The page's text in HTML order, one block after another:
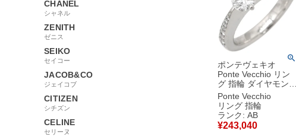
CHANEL
シャネル
ZENITH
ゼニス
SEIKO
セイコー
JACOB&CO
ジェイコブ
CITIZEN
シチズン
CELINE
セリーヌ
ポンテヴェキオ
Ponte Vecchio リン
グ 指輪 ダイヤモンド
プラチナシルバー プ
ラチナ 1石 1粒 ラウ
ンドブリリアントカ
ット パヴェ 9.5号
【中古】中古品
Ponte Vecchio
リング 指輪
ランク: AB
¥243,040